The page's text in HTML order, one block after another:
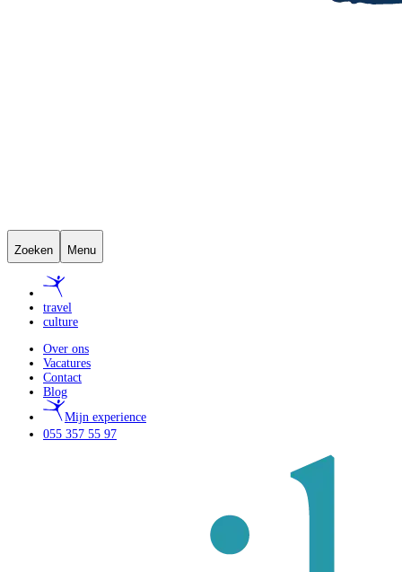
Zoeken Menu
travel
culture
Over ons
Vacatures
Contact
Blog
Mijn experience
055 357 55 97